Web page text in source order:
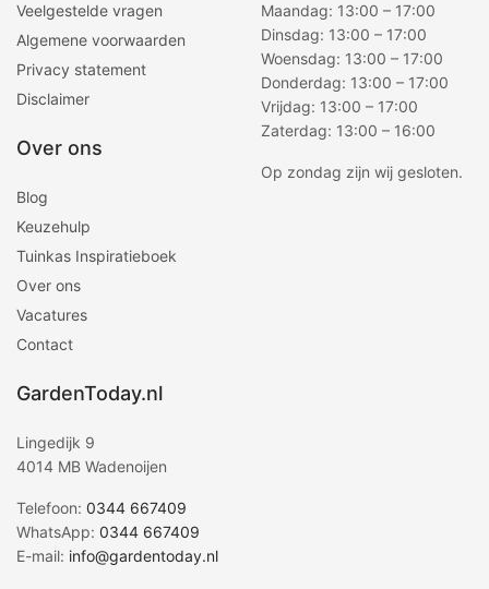
Veelgestelde vragen
Algemene voorwaarden
Privacy statement
Disclaimer
Over ons
Blog
Keuzehulp
Tuinkas Inspiratieboek
Over ons
Vacatures
Contact
Maandag: 13:00 – 17:00
Dinsdag: 13:00 – 17:00
Woensdag: 13:00 – 17:00
Donderdag: 13:00 – 17:00
Vrijdag: 13:00 – 17:00
Zaterdag: 13:00 – 16:00
Op zondag zijn wij gesloten.
GardenToday.nl
Lingedijk 9
4014 MB Wadenoijen
Telefoon:0344 667409
WhatsApp:0344 667409
E-mail: info@gardentoday.nl